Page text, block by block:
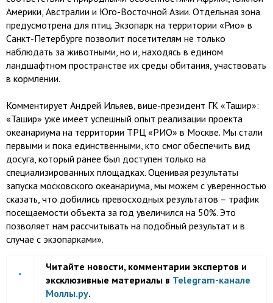
Америки, Австралии и Юго-Восточной Азии. Отдельная зона
предусмотрена для птиц. Экзопарк на территории «Рио» в
Санкт-Петербурге позволит посетителям не только
наблюдать за животными, но и, находясь в едином
ландшафтном пространстве их среды обитания, участвовать
в кормлении.
Комментирует Андрей Ильяев, вице-президент ГК «Ташир»:
«Ташир» уже имеет успешный опыт реализации проекта
океанариума на территории ТРЦ «РИО» в Москве. Мы стали
первыми и пока единственными, кто смог обеспечить вид
досуга, который ранее был доступен только на
специализированных площадках. Оценивая результаты
запуска московского океанариума, мы можем с уверенностью
сказать, что добились превосходных результатов – трафик
посещаемости объекта за год увеличился на 50%. Это
позволяет нам рассчитывать на подобный результат и в
случае с экзопарками».
Читайте новости, комментарии экспертов и
эксклюзивные материалы в Telegram-канале
Моллы.ру.